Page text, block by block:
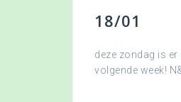
18/01
deze zondag is
volgende week!